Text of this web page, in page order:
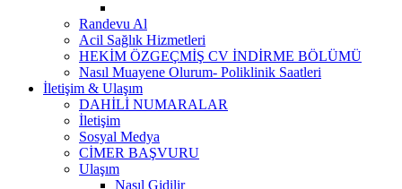
Randevu Al
Acil Sağlık Hizmetleri
HEKİM ÖZGEÇMİŞ CV İNDİRME BÖLÜMÜ
Nasıl Muayene Olurum- Poliklinik Saatleri
İletişim & Ulaşım
DAHİLİ NUMARALAR
İletişim
Sosyal Medya
CİMER BAŞVURU
Ulaşım
Nasıl Gidilir